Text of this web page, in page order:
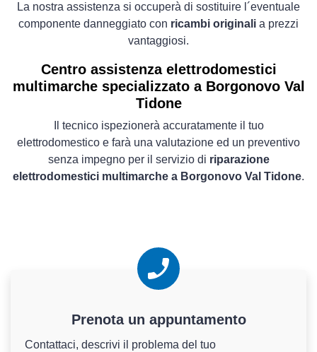
La nostra assistenza si occuperà di sostituire l´eventuale
componente danneggiato con ricambi originali a prezzi
vantaggiosi.
Centro assistenza elettrodomestici
multimarche specializzato a Borgonovo Val
Tidone
Il tecnico ispezionerà accuratamente il tuo
elettrodomestico e farà una valutazione ed un preventivo
senza impegno per il servizio di riparazione
elettrodomestici multimarche a Borgonovo Val Tidone.
Prenota un appuntamento
Contattaci, descrivi il problema del tuo